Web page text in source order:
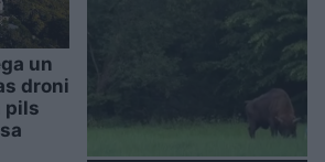
un
droni
pils